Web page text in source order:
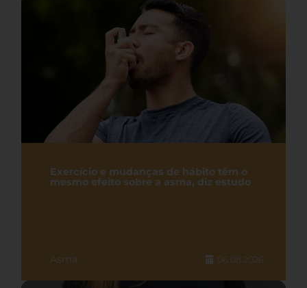
Exercício e mudanças de hábito têm o
mesmo efeito sobre a asma, diz estudo
Asma 06.08.2026